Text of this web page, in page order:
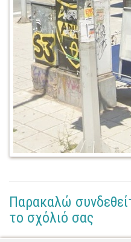
Παρακαλώ
το σχόλιό σας